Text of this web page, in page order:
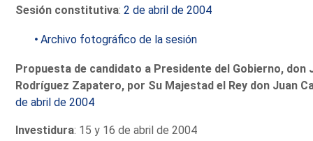
Sesión constitutiva:2 de abril de 2004
Archivo fotográfico de la sesión
Propuesta de candidato a Presidente del Gobierno, don
Rodríguez Zapatero, por Su Majestad el Rey don Juan
de abril de 2004
Investidura: 15 y 16 de abril de 2004